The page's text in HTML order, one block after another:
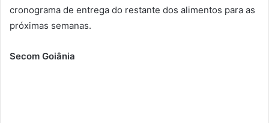
cronograma de entrega do restante dos alimentos para as
próximas semanas.
Secom Goiânia